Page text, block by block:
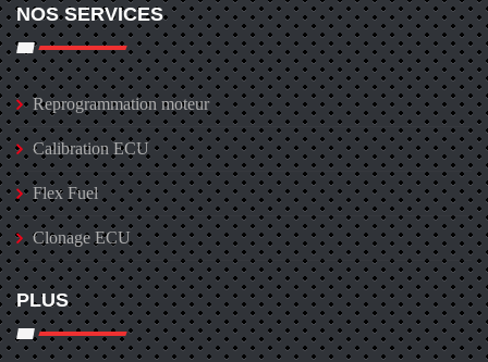
NOS SERVICES
Reprogrammation moteur
Calibration ECU
Flex Fuel
Clonage ECU
PLUS